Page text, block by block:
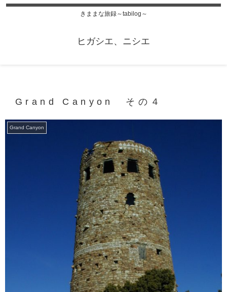
きままな旅録～tabilog～
ヒガシエ、ニシエ
Grand Canyon その４
Grand Canyon